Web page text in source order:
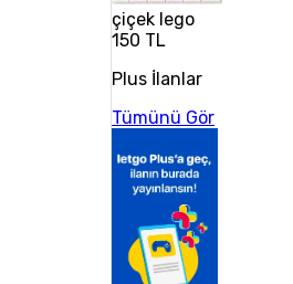
çiçek lego
150 TL
Plus İlanlar
Tümünü Gör